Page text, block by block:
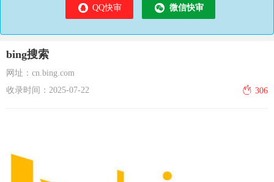
QQ快审 微信快审
bing搜索
网址：cn.bing.com
收录时间：2025-07-22
306